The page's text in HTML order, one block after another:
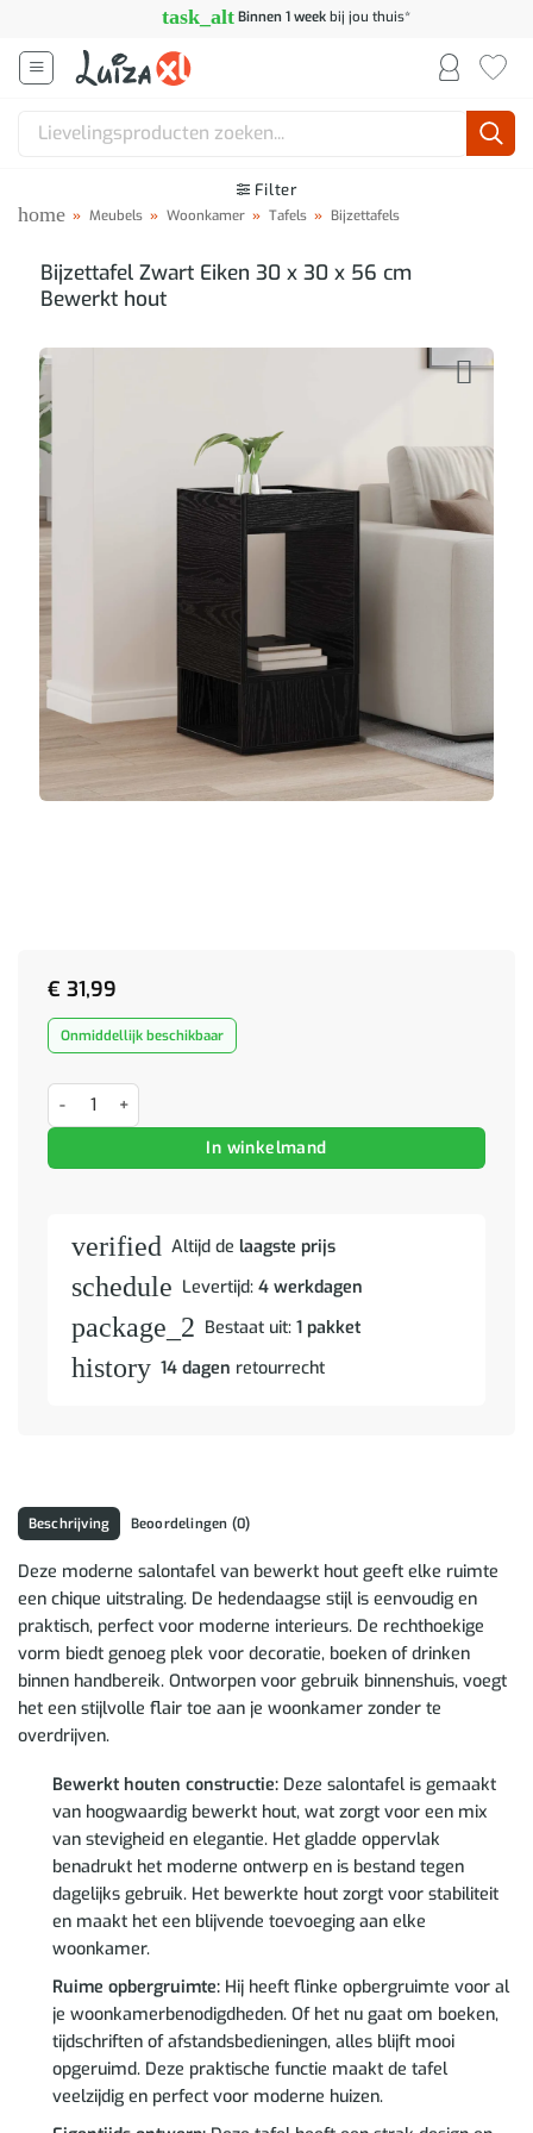
inhoud
task_alt Binnen 1 weekbij jou thuis*
Zoeken
Filter
home » Meubels » Woonkamer » Tafels » Bijzettafels
Bijzettafel Zwart Eiken 30 x 30 x 56 cm
Bewerkt hout
€ 31,99
Onmiddellijk beschikbaar
Bijzettafel Zwart Eiken 30 x 30 x 56 cm Bewerkt hout aantal
In winkelmand
verified Altijd de laagste prijs
schedule Levertijd: 4 werkdagen
package_2 Bestaat uit: 1 pakket
history 14 dagen retourrecht
Beschrijving Beoordelingen (0)
Deze moderne salontafel van bewerkt hout geeft elke ruimte
een chique uitstraling. De hedendaagse stijl is eenvoudig en
praktisch, perfect voor moderne interieurs. De rechthoekige
vorm biedt genoeg plek voor decoratie, boeken of drinken
binnen handbereik. Ontworpen voor gebruik binnenshuis, voegt
het een stijlvolle flair toe aan je woonkamer zonder te
overdrijven.
Bewerkt houten constructie:Deze salontafel is gemaakt
van hoogwaardig bewerkt hout, wat zorgt voor een mix
van stevigheid en elegantie. Het gladde oppervlak
benadrukt het moderne ontwerp en is bestand tegen
dagelijks gebruik. Het bewerkte hout zorgt voor stabiliteit
en maakt het een blijvende toevoeging aan elke
woonkamer.
Ruime opbergruimte:Hij heeft flinke opbergruimte voor al
je woonkamerbenodigdheden. Of het nu gaat om boeken,
tijdschriften of afstandsbedieningen, alles blijft mooi
opgeruimd. Deze praktische functie maakt de tafel
veelzijdig en perfect voor moderne huizen.